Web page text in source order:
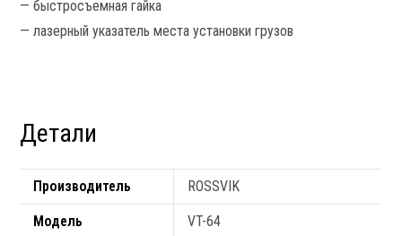
— быстросъемная гайка
— лазерный указатель места установки грузов
Детали
Производитель ROSSVIK
Модель VT-64